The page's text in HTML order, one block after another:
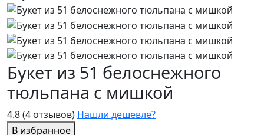
4.8(4 отзывов) Нашли дешевле?
В избранное
Букет из 51 белоснежного
тюльпана с мишкой